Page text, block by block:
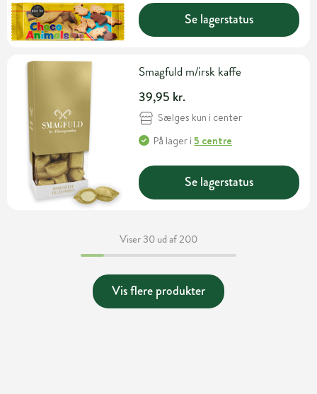
Se lagerstatus
Smagfuld m/irsk kaffe
39,95 kr.
Sælges kun i center
På lager i5 centre
Se lagerstatus
Viser 30 ud af 200
Vis flere produkter